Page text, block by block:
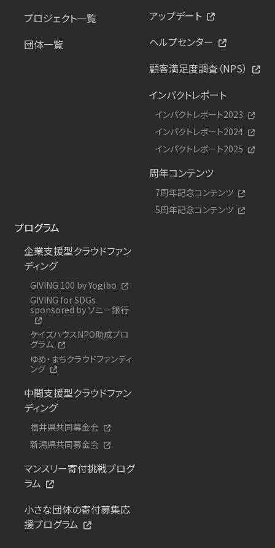
プロジェクト一覧
団体一覧
アップデート
ヘルプセンター
顧客満足度調査（NPS）
インパクトレポート
インパクトレポート2023
インパクトレポート2024
インパクトレポート2025
周年コンテンツ
7周年記念コンテンツ
5周年記念コンテンツ
プログラム
企業支援型クラウドファン
ディング
GIVING 100 by Yogibo
GIVING for SDGs
sponsored by ソニー銀行
ケイズハウスNPO助成プロ
グラム
ゆめ・まちクラウドファンディ
ング
中間支援型クラウドファン
ディング
福井県共同募金会
新潟県共同募金会
マンスリー寄付挑戦プログ
ラム
小さな団体の寄付募集応
援プログラム